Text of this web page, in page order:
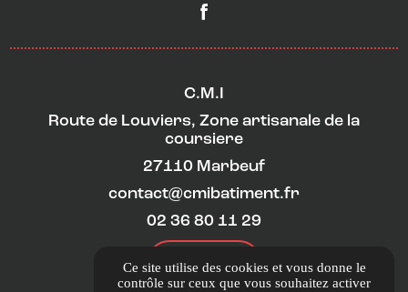
C.M.I
Route de Louviers, Zone artisanale de la
coursiere
27110 Marbeuf
contact@cmibatiment.fr
02 36 80 11 29
ITINÉRAIRE
Ce site utilise des cookies et vous donne le
contrôle sur ceux que vous souhaitez activer